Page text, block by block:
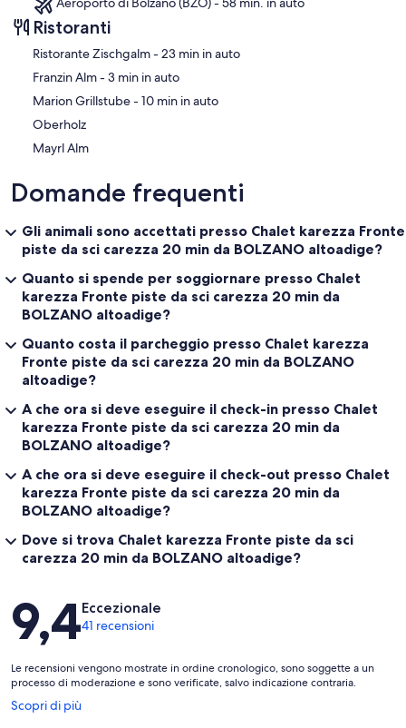
Ristoranti
‪Ristorante Zischgalm - ‬23 min in auto
‪Franzin Alm - ‬3 min in auto
‪Marion Grillstube - ‬10 min in auto
Oberholz
Mayrl Alm
Domande frequenti
Gli animali sono accettati presso Chalet karezza Fronte
piste da sci carezza 20 min da BOLZANO altoadige?
Quanto si spende per soggiornare presso Chalet
karezza Fronte piste da sci carezza 20 min da
BOLZANO altoadige?
Quanto costa il parcheggio presso Chalet karezza
Fronte piste da sci carezza 20 min da BOLZANO
altoadige?
A che ora si deve eseguire il check-in presso Chalet
karezza Fronte piste da sci carezza 20 min da
BOLZANO altoadige?
A che ora si deve eseguire il check-out presso Chalet
karezza Fronte piste da sci carezza 20 min da
BOLZANO altoadige?
Dove si trova Chalet karezza Fronte piste da sci
carezza 20 min da BOLZANO altoadige?
Recensioni
9,4Eccezionale
41 recensioni
Le recensioni vengono mostrate in ordine cronologico, sono soggette a un
processo di moderazione e sono verificate, salvo indicazione contraria.
Scopri di più
Apertura